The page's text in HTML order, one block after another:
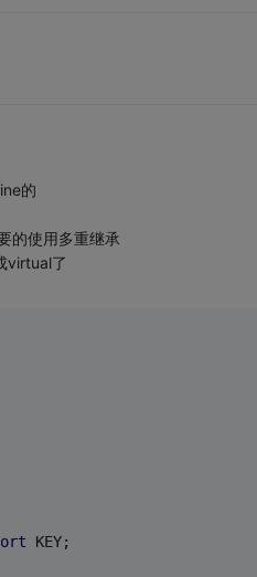
的
的使用多重继承
virtual了
KEY;